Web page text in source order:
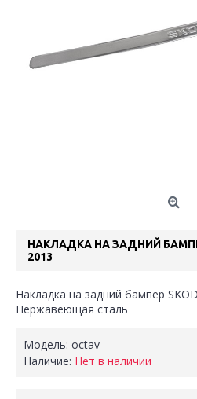
НАКЛАДКА НА ЗАДНИЙ
2013
Накладка на задний бампер
Нержавеющая сталь
Модель: octav
Наличие: Нет в наличии